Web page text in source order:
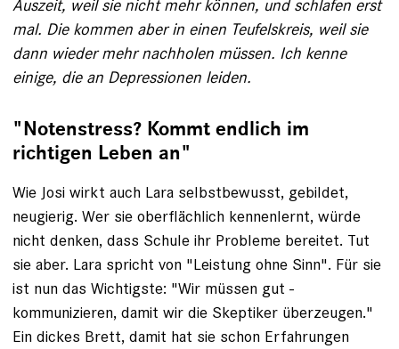
Auszeit, weil sie nicht mehr können, und schlafen erst
mal. Die ­kommen aber in ­einen Teufelskreis, weil sie
dann wieder mehr nachholen müssen. Ich kenne
einige, die an ­Depressionen leiden.
"Notenstress? Kommt endlich im
richtigen Leben an"
Wie Josi wirkt auch Lara selbstbewusst, gebildet,
neugierig. Wer sie oberflächlich ­kennenlernt, würde
nicht denken, dass Schule ihr Probleme bereitet. Tut
sie aber. Lara spricht von "Leistung ohne Sinn". Für sie
ist nun das Wichtigste: "Wir müssen gut ­
kommunizieren, damit wir die Skeptiker überzeugen."
Ein dickes Brett, damit hat sie schon Erfahrungen